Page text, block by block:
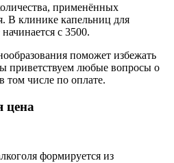
применённых
В клинике капельниц для
с 3500.
поможет избежать
приветствуем любые вопросы о
том числе по оплате.
цена
формируется из